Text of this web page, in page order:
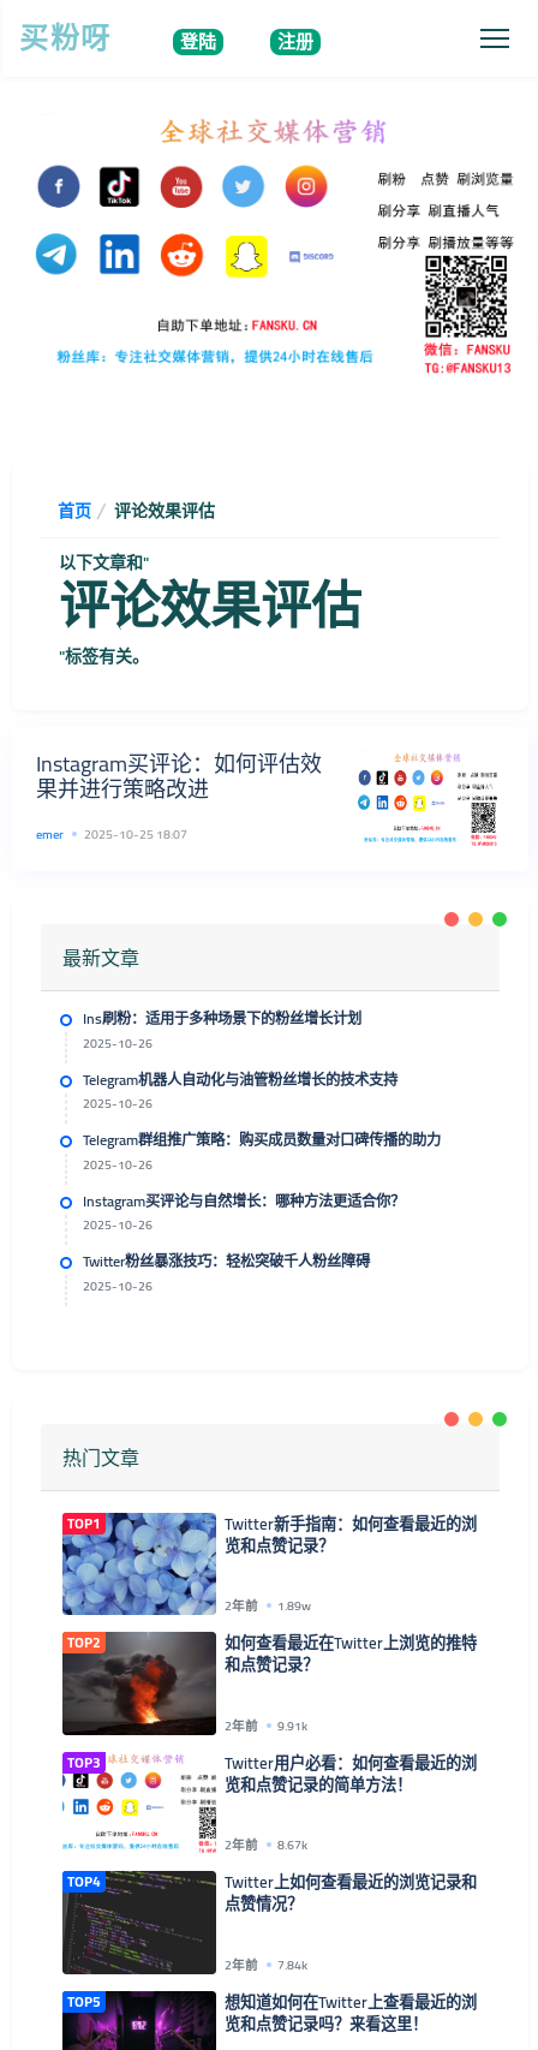
买粉呀 登陆 注册
首页
评论效果评估
以下文章和"
评论效果评估
"标签有关。
Instagram买评论：如何评估效
果并进行策略改进
emer 2025-10-25 18:07
最新文章
Ins刷粉：适用于多种场景下的粉丝增长计划
2025-10-26
Telegram机器人自动化与油管粉丝增长的技术支持
2025-10-26
Telegram群组推广策略：购买成员数量对口碑传播的助力
2025-10-26
Instagram买评论与自然增长：哪种方法更适合你？
2025-10-26
Twitter粉丝暴涨技巧：轻松突破千人粉丝障碍
2025-10-26
热门文章
TOP1 Twitter新手指南：如何查看最近的浏
览和点赞记录？
2年前 1.89w
TOP2 如何查看最近在Twitter上浏览的推特
和点赞记录？
2年前 9.91k
TOP3 Twitter用户必看：如何查看最近的浏
览和点赞记录的简单方法！
2年前 8.67k
TOP4 Twitter上如何查看最近的浏览记录和
点赞情况？
2年前 7.84k
TOP5 想知道如何在Twitter上查看最近的浏
览和点赞记录吗？来看这里！